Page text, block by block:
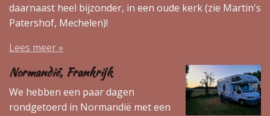
daarnaast heel bijzonder, in een oude kerk (zie Martin's
Patershof, Mechelen)!
Lees meer »
Normandië, Frankrijk
We hebben een paar dagen
rondgetoerd in Normandië met een